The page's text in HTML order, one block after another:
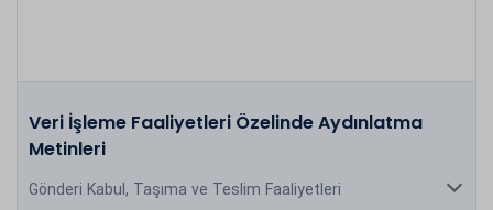
Veri İşleme Faaliyetleri Özelinde Aydınlatma
Metinleri
Gönderi Kabul, Taşıma ve Teslim Faaliyetleri